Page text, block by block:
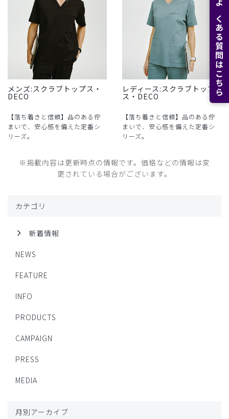
よくある質問はこちら
メンズ:スクラブトップス・
DECO
【落ち着きと信頼】品のある佇
まいで、安心感を備えた定番シ
リーズ。
レディース:スクラブトップ
ス・DECO
【落ち着きと信頼】品のある佇
まいで、安心感を備えた定番シ
リーズ。
※掲載内容は更新時点の情報です。価格などの情報は変
更されている場合がございます。
カテゴリ
新着情報
NEWS
FEATURE
INFO
PRODUCTS
CAMPAIGN
PRESS
MEDIA
月別アーカイブ